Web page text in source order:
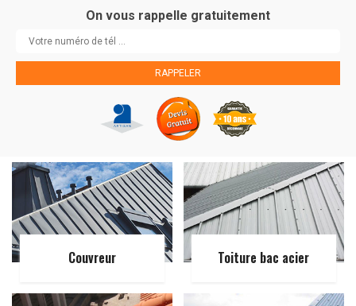
On vous rappelle gratuitement
Couvreur Toiture bac acier